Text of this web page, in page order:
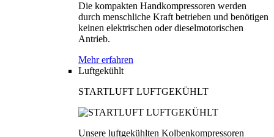
Die kompakten Handkompressoren werden
durch menschliche Kraft betrieben und benötigen
keinen elektrischen oder dieselmotorischen
Antrieb.
Mehr erfahren
Luftgekühlt
STARTLUFT LUFTGEKÜHLT
Unsere luftgekühlten Kolbenkompressoren